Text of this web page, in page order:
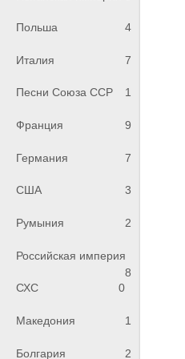
Польша 4
Италия 7
Песни Союза ССР 1
Франция 9
Германия 7
США 3
Румыния 2
Российская империя
8
СХС
0
Македония 1
Болгария 2